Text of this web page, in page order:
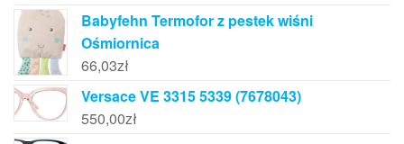
Babyfehn Termofor z pestek wiśni
Ośmiornica
66,03zł
Versace VE 3315 5339 (7678043)
550,00zł